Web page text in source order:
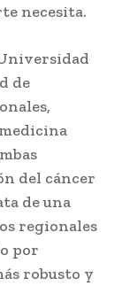
necesita.
de
del cáncer
de una
regionales
por
robusto y